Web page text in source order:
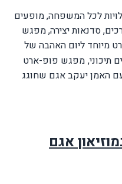
לכל המשפחה, מופעים
סדנאות יצירה, מפגש
מיוחד ליום האהבה של
תיכוני, מפגש פופ-ארט
עם האמן יעקב אגם שחוגג